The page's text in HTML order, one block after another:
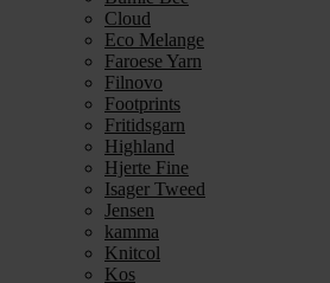
Cloud
Eco Melange
Faroese Yarn
Filnovo
Footprints
Fritidsgarn
Highland
Hjerte Fine
Isager Tweed
Jensen
kamma
Knitcol
Kos